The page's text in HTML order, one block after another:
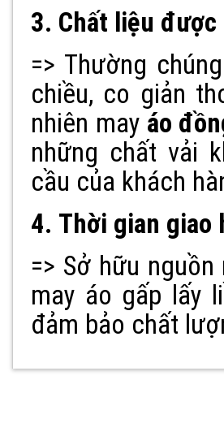
3. Chất liệu
=> Thường
chiều, co giản
nhiên may áo
những chất vải
cầu của khách
4. Thời gian giao
=> Sở hữu
may áo gấp lấy
đảm bảo chất